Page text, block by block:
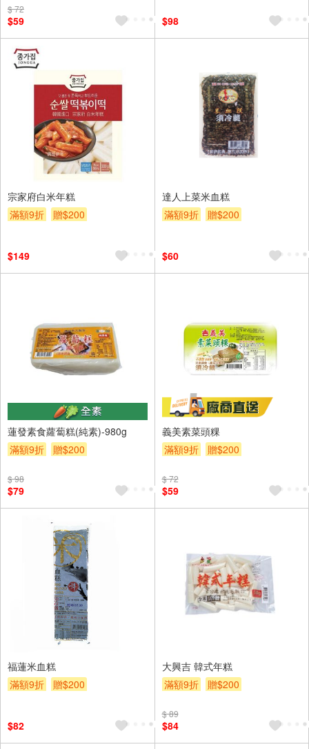
$ 72
$59 $98
宗家府白米年糕
滿額9折
贈$200
$149
達人上菜米血糕
滿額9折
贈$200
$60
蓮發素食蘿蔔糕(純素)-980g
滿額9折
贈$200
$ 98
$79
義美素菜頭粿
滿額9折
贈$200
$ 72
$59
福蓮米血糕
滿額9折
贈$200
$82
大興吉 韓式年糕
滿額9折
贈$200
$ 89
$84